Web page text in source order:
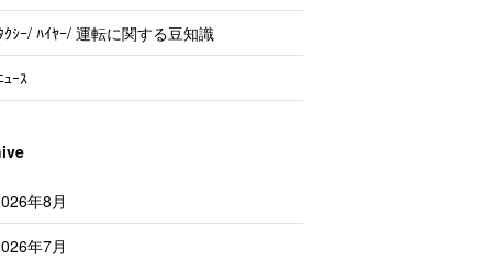
ｸｼｰ/ ﾊｲﾔｰ/ 運転に関する豆知識
ｭｰｽ
年8月
年7月